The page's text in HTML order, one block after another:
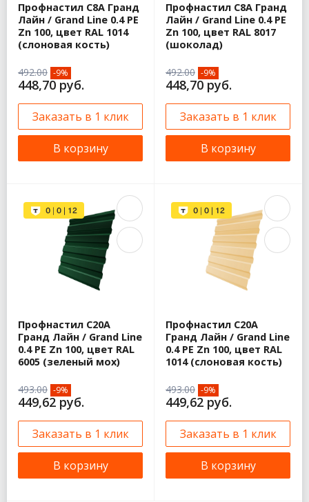
Профнастил С8A Гранд
Лайн / Grand Line 0.4 PE
Zn 100, цвет RAL 1014
(слоновая кость)
492.00 -9%
448,70 руб.
Заказать в 1 клик
В корзину
Профнастил С8A Гранд
Лайн / Grand Line 0.4 PE
Zn 100, цвет RAL 8017
(шоколад)
492.00 -9%
448,70 руб.
Заказать в 1 клик
В корзину
Профнастил С20А
Гранд Лайн / Grand Line
0.4 PE Zn 100, цвет RAL
6005 (зеленый мох)
493.00 -9%
449,62 руб.
Заказать в 1 клик
В корзину
Профнастил С20А
Гранд Лайн / Grand Line
0.4 PE Zn 100, цвет RAL
1014 (слоновая кость)
493.00 -9%
449,62 руб.
Заказать в 1 клик
В корзину